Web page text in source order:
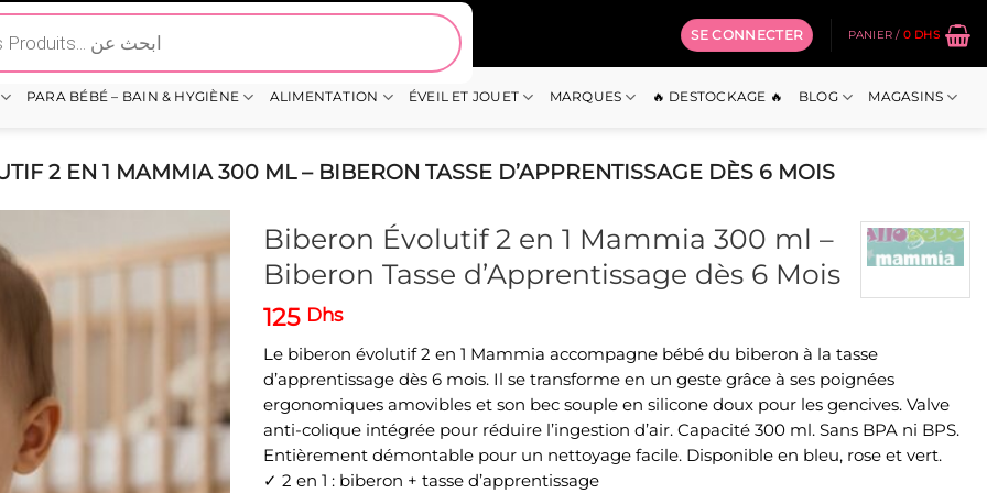
SE CONNECTER PANIER / 0 DHS
PARA BÉBÉ – BAIN & HYGIÈNE ALIMENTATION ÉVEIL ET JOUET MARQUES 🔥 DESTOCKAGE 🔥 BLOG MAGASINS
2 EN 1 MAMMIA 300 ML – BIBERON TASSE D’APPRENTISSAGE DÈS 6 MOIS
Biberon Évolutif 2 en 1 Mammia 300 ml –
Biberon Tasse d’Apprentissage dès 6 Mois
125 Dhs
Le biberon évolutif 2 en 1 Mammia accompagne bébé du biberon à la tasse
d’apprentissage dès 6 mois. Il se transforme en un geste grâce à ses poignées
ergonomiques amovibles et son bec souple en silicone doux pour les gencives. Valve
anti-colique intégrée pour réduire l’ingestion d’air. Capacité 300 ml. Sans BPA ni BPS.
Entièrement démontable pour un nettoyage facile. Disponible en bleu, rose et vert.
✓ 2 en 1 : biberon + tasse d’apprentissage